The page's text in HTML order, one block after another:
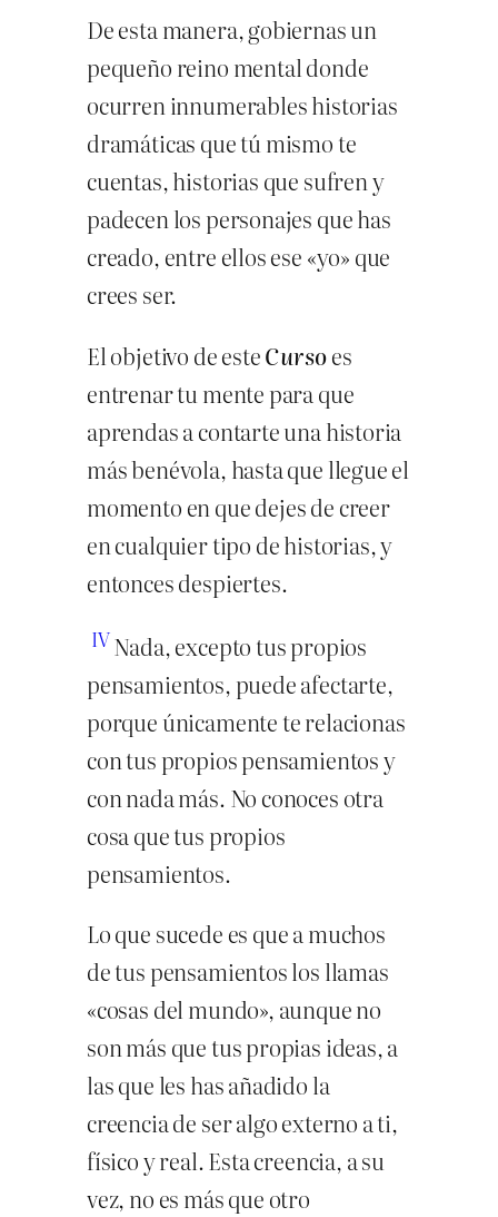
De esta manera, gobiernas un
pequeño reino mental donde
ocurren innumerables historias
dramáticas que tú mismo te
cuentas, historias que sufren y
padecen los personajes que has
creado, entre ellos ese «yo» que
crees ser.
El objetivo de esteCursoes
entrenar tu mente para que
aprendas a contarte una historia
más benévola, hasta que llegue el
momento en que dejes de creer
en cualquier tipo de historias, y
entonces despiertes.
IVNada, excepto tus propios
pensamientos, puede afectarte,
porque únicamente te relacionas
con tus propios pensamientos y
con nada más. No conoces otra
cosa que tus propios
pensamientos.
Lo que sucede es que a muchos
de tus pensamientos los llamas
«cosas del mundo», aunque no
son más que tus propias ideas, a
las que les has añadido la
creencia de ser algo externo a ti,
físico y real. Esta creencia, a su
vez, no es más que otro